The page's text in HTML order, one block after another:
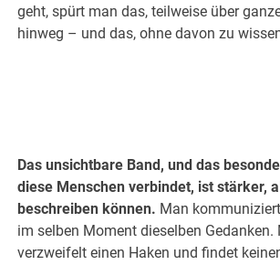
geht, spürt man das, teilweise über
hinweg – und das, ohne davon zu
Das unsichtbare Band, und das
diese Menschen verbindet, ist stärker,
beschreiben können. Man
im selben Moment dieselben Gedanken.
verzweifelt einen Haken und findet